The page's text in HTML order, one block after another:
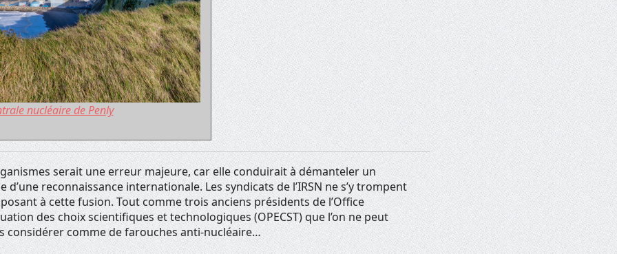
nucléaire de Penly
serait une erreur majeure, car elle conduirait à démanteler un
d’une reconnaissance internationale. Les syndicats de l’IRSN ne s’y trompent
à cette fusion. Tout comme trois anciens présidents de l’Office
des choix scientifiques et technologiques (OPECST) que l’on ne peut
considérer comme de farouches anti-nucléaire…